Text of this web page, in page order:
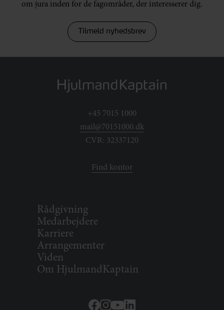
om jura inden for de fagområder, der interesserer dig.
Tilmeld nyhedsbrev
+45 7015 1000
mail@70151000.dk
CVR: 32337120
Find kontor
Rådgivning
Medarbejdere
Karriere
Arrangementer
Viden
Om HjulmandKaptain